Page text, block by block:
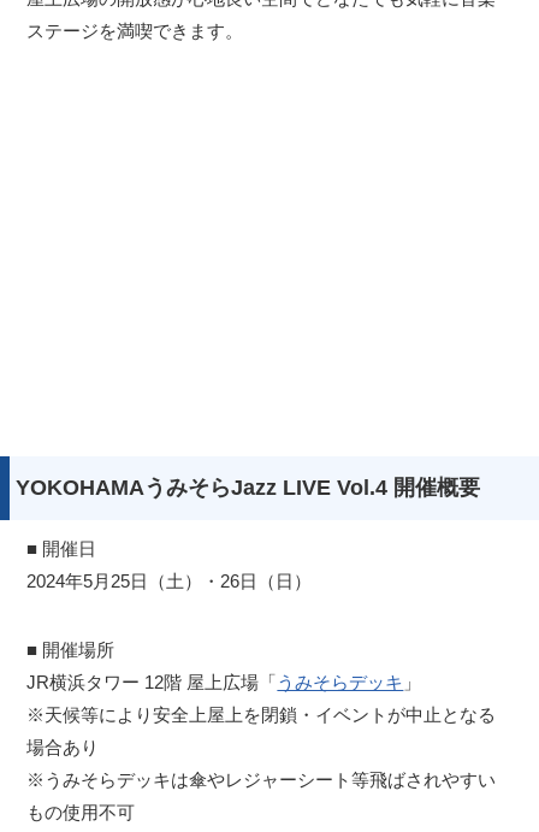
ステージを満喫できます。
YOKOHAMAうみそらJazz LIVE Vol.4 開催概要
■ 開催日
2024年5月25日（土）・26日（日）
■ 開催場所
JR横浜タワー 12階 屋上広場「うみそらデッキ 」
※天候等により安全上屋上を閉鎖・イベントが中止となる
場合あり
※うみそらデッキは傘やレジャーシート等飛ばされやすい
もの使用不可